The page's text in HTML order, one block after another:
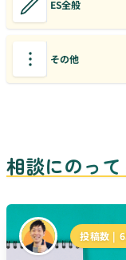
ES全般
その他
相談にのっ
投稿数 |